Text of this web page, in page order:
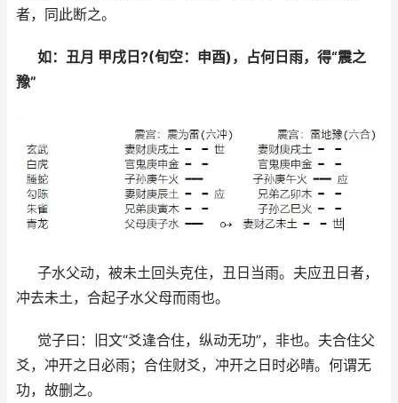
者，同此断之。
如：丑月 甲戌日?(旬空：申酉)，占何日雨，得“震之
豫”
子水父动，被未土回头克住，丑日当雨。夫应丑日者，
冲去未土，合起子水父母而雨也。
觉子曰：旧文“爻逢合住，纵动无功”，非也。夫合住父
爻，冲开之日必雨；合住财爻，冲开之日时必晴。何谓无
功，故删之。